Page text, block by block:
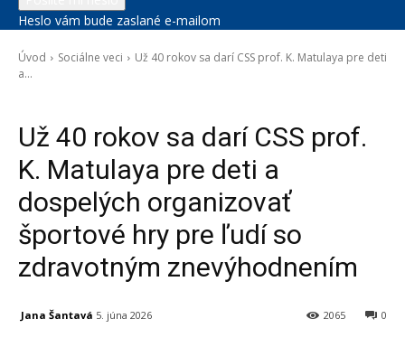
Heslo vám bude zaslané e-mailom
Úvod Sociálne veci
Už 40 rokov sa darí CSS prof. K. Matulaya pre deti
a...
Už 40 rokov sa darí CSS prof.
K. Matulaya pre deti a
dospelých organizovať
športové hry pre ľudí so
zdravotným znevýhodnením
Jana Šantavá 5. júna 2026 0
2065